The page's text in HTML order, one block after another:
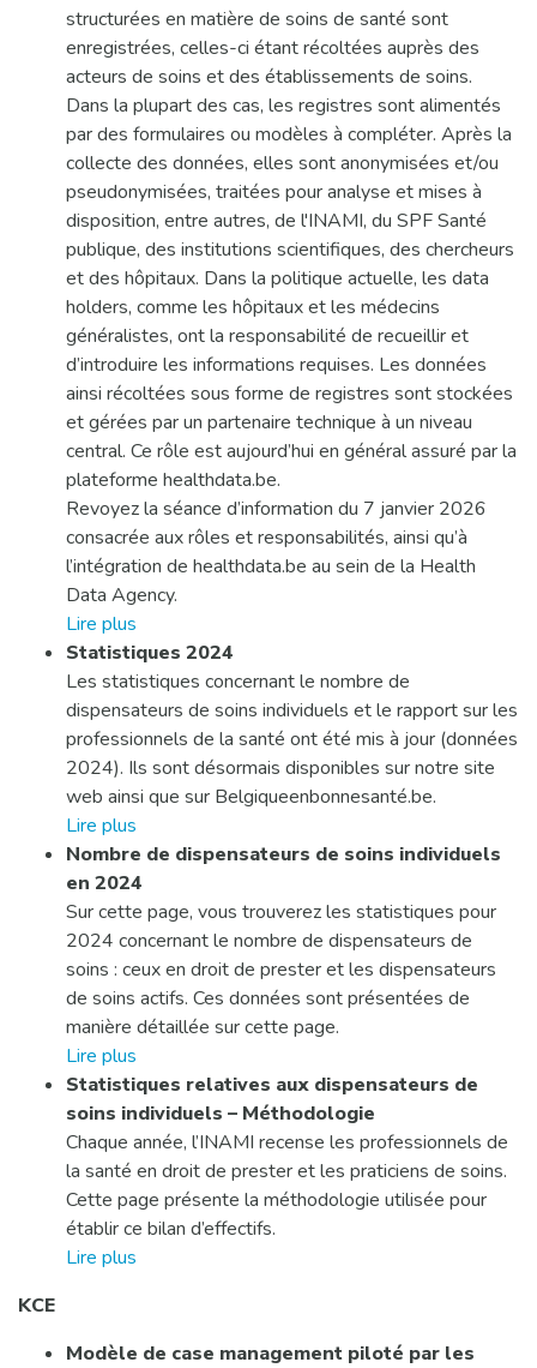
structurées en matière de soins de santé sont
enregistrées, celles-ci étant récoltées auprès des
acteurs de soins et des établissements de soins.
Dans la plupart des cas, les registres sont alimentés
par des formulaires ou modèles à compléter. Après la
collecte des données, elles sont anonymisées et/ou
pseudonymisées, traitées pour analyse et mises à
disposition, entre autres, de l'INAMI, du SPF Santé
publique, des institutions scientifiques, des chercheurs
et des hôpitaux. Dans la politique actuelle, les data
holders, comme les hôpitaux et les médecins
généralistes, ont la responsabilité de recueillir et
d’introduire les informations requises. Les données
ainsi récoltées sous forme de registres sont stockées
et gérées par un partenaire technique à un niveau
central. Ce rôle est aujourd’hui en général assuré par la
plateforme healthdata.be.
Revoyez la séance d’information du 7 janvier 2026
consacrée aux rôles et responsabilités, ainsi qu’à
l’intégration de healthdata.be au sein de la Health
Data Agency.
Lire plus
Statistiques 2024
Les statistiques concernant le nombre de
dispensateurs de soins individuels et le rapport sur les
professionnels de la santé ont été mis à jour (données
2024). Ils sont désormais disponibles sur notre site
web ainsi que sur Belgiqueenbonnesanté.be.
Lire plus
Nombre de dispensateurs de soins individuels
en 2024
Sur cette page, vous trouverez les statistiques pour
2024 concernant le nombre de dispensateurs de
soins : ceux en droit de prester et les dispensateurs
de soins actifs. Ces données sont présentées de
manière détaillée sur cette page.
Lire plus
Statistiques relatives aux dispensateurs de
soins individuels – Méthodologie
Chaque année, l’INAMI recense les professionnels de
la santé en droit de prester et les praticiens de soins.
Cette page présente la méthodologie utilisée pour
établir ce bilan d’effectifs.
Lire plus
KCE
Modèle de case management piloté par les